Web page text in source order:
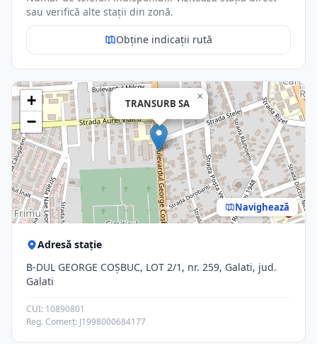
sau verifică alte stații din zonă.
Obține indicații rută
TRANSURB SA
×
+
−
Navighează
Adresă stație
B-DUL GEORGE COŞBUC, LOT 2/1, nr. 259, Galati, jud.
Galati
CUI: 10890801
Reg. Comerț: J1998000684177